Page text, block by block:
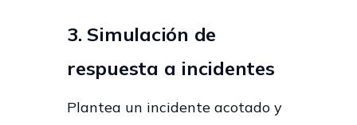
3. Simulación de
respuesta a incidentes
Plantea un incidente acotado y